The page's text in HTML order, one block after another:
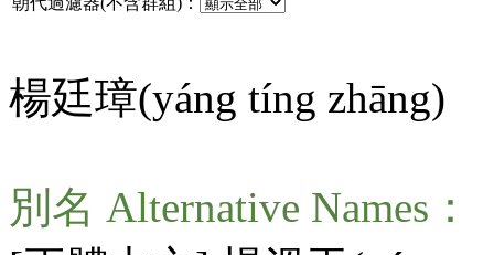
楊廷璋(yáng tíng zhāng)
別名 Alternative Names：